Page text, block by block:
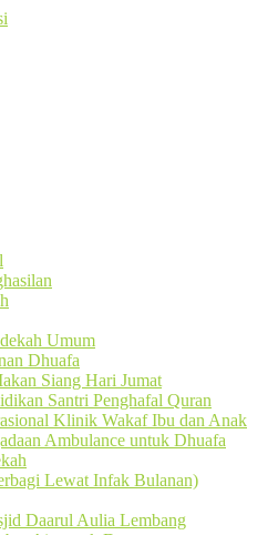
Umum
Dhuafa
Siang Hari Jumat
Santri Penghafal Quran
Klinik Wakaf Ibu dan Anak
Ambulance untuk Dhuafa
Lewat Infak Bulanan)
Daarul Aulia Lembang